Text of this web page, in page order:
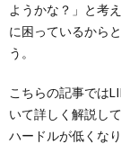
ようかな？」と考
に困っているから
う。
こちらの記事では
いて詳しく解説し
ハードルが低くな